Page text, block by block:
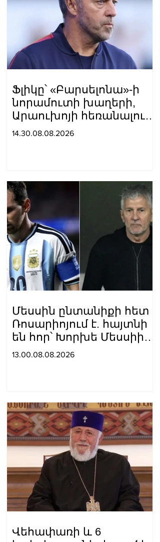
Ֆլիկը՝ «Բարսելոնա»-ի
նորամուտի խաղերի,
Արաուխոյի հեռանալու և
Ռաֆինյայի դերի մասին
14.30.08.08.2026
Մեսսին ընտանիքի հետ
Ռոսարիոյում է. հայտնի
են հոր՝ Խորխե Մեսսիի
հուղարկավnրnւթյան
13.00.08.08.2026
Վեհափառի և 6